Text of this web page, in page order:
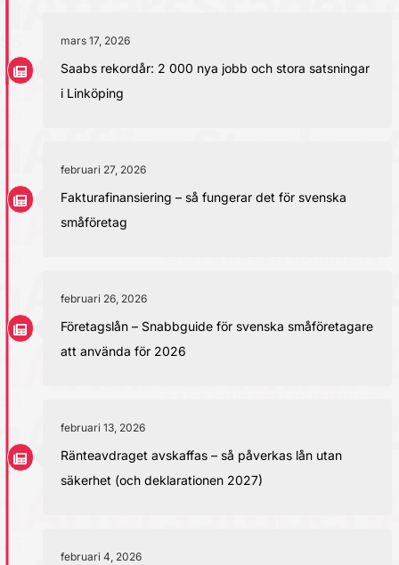
mars 17, 2026
Saabs rekordår: 2 000 nya jobb och stora satsningar
i Linköping
februari 27, 2026
Fakturafinansiering – så fungerar det för svenska
småföretag
februari 26, 2026
Företagslån – Snabbguide för svenska småföretagare
att använda för 2026
februari 13, 2026
Ränteavdraget avskaffas – så påverkas lån utan
säkerhet (och deklarationen 2027)
februari 4, 2026